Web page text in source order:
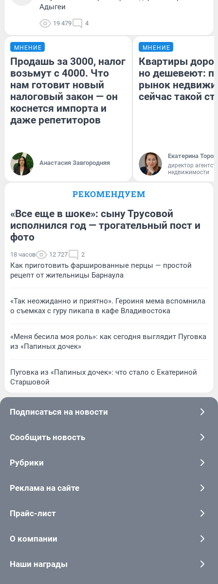
Адыгеи
19 479 4
МНЕНИЕ
Продашь за 3000, налог
возьмут с 4000. Что
нам готовит новый
налоговый закон — он
коснется импорта и
даже репетиторов
Анастасия Завгородняя
МНЕНИЕ
Квартиры
но дешевеют:
рынок
сейчас такой
Екатерина
директор
недвижимости
РЕКОМЕНДУЕМ
«Все еще в шоке»: сыну Трусовой
исполнился год — трогательный пост и
фото
18 часов 12 727 2
Как приготовить фаршированные перцы — простой
рецепт от жительницы Барнаула
«Так неожиданно и приятно». Героиня мема вспомнила
о съемках с гуру пикапа в кафе Владивостока
«Меня бесила моя роль»: как сегодня выглядит Пуговка
из «Папиных дочек»
Пуговка из «Папиных дочек»: что стало с Екатериной
Старшовой
Подписаться на новости
Сообщить новость
Рубрики
Реклама на сайте
Прайс-лист
О компании
Наши награды